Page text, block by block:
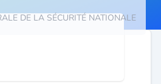
DE LA SÉCURITÉ NATIONALE